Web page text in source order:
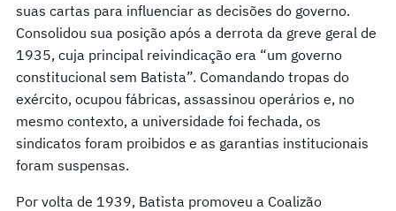
suas cartas para influenciar as decisões do governo.
Consolidou sua posição após a derrota da greve geral de
1935, cuja principal reivindicação era “um governo
constitucional sem Batista”. Comandando tropas do
exército, ocupou fábricas, assassinou operários e, no
mesmo contexto, a universidade foi fechada, os
sindicatos foram proibidos e as garantias institucionais
foram suspensas.
Por volta de 1939, Batista promoveu a Coalizão